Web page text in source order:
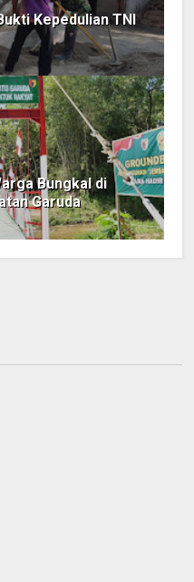
Kepedulian TNI
Bungkal di
Garuda